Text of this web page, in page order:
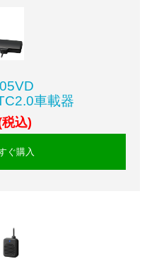
車載器
込)
ぐ購入